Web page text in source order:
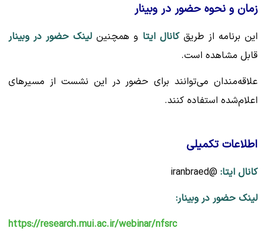
زمان و نحوه حضور در وبینار
این برنامه از طریقکانال ایتا و همچنین لینک حضور در وبینار
قابل مشاهده است.
علاقه‌مندان می‌توانند برای حضور در این نشست از مسیرهای
اعلام‌شده استفاده کنند.
اطلاعات تکمیلی
کانال ایتا: @iranbraed
لینک حضور در وبینار:
https://research.mui.ac.ir/webinar/nfsrc